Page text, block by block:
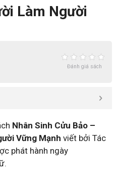
Làm Người
Đánh giá sách
Nhân Sinh Cửu Bảo –
Vững Mạnh viết bởi Tác
phát hành ngày